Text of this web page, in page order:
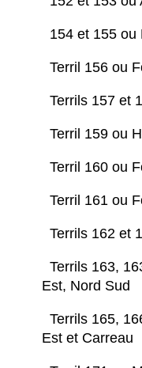
154 et 155 ou
Terril 156 ou
Terrils 157 et
Terril 159 ou
Terril 160 ou
Terril 161 ou
Terrils 162 et
Terrils 163,
Est, Nord Sud
Terrils 165,
Est et Carreau